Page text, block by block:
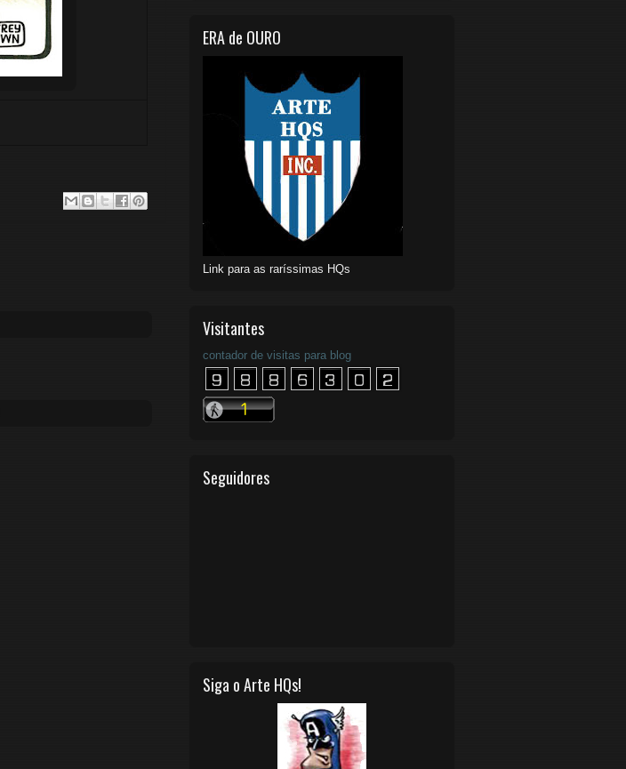
ERA de OURO
Link para as raríssimas HQs
Visitantes
contador de visitas para blog
Seguidores
Siga o Arte HQs!